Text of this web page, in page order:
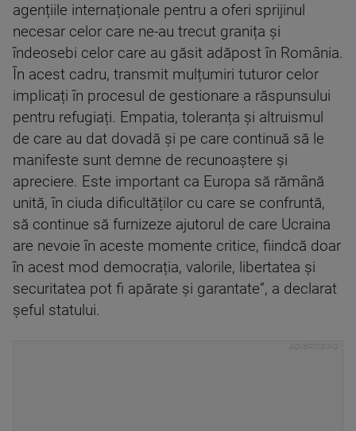
agențiile internaționale pentru a oferi sprijinul
necesar celor care ne-au trecut granița și
îndeosebi celor care au găsit adăpost în România.
În acest cadru, transmit mulțumiri tuturor celor
implicați în procesul de gestionare a răspunsului
pentru refugiați. Empatia, toleranța și altruismul
de care au dat dovadă și pe care continuă să le
manifeste sunt demne de recunoaștere și
apreciere. Este important ca Europa să rămână
unită, în ciuda dificultăților cu care se confruntă,
să continue să furnizeze ajutorul de care Ucraina
are nevoie în aceste momente critice, fiindcă doar
în acest mod democrația, valorile, libertatea și
securitatea pot fi apărate și garantate”, a declarat
șeful statului.